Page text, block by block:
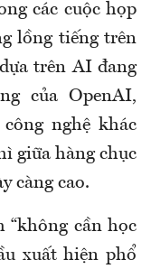
các cuộc họp
lồng tiếng trên
trên AI đang
của OpenAI,
nghệ khác
giữa hàng chục
càng cao.
“không cần học
xuất hiện phổ